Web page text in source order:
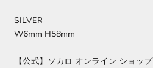
SILVER
W6mm H58mm
【公式】ソカロ オンライン ショップ